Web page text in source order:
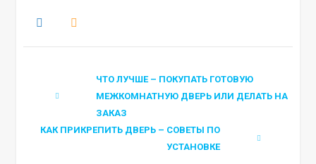
ЧТО ЛУЧШЕ – ПОКУПАТЬ ГОТОВУЮ
МЕЖКОМНАТНУЮ ДВЕРЬ ИЛИ ДЕЛАТЬ НА
ЗАКАЗ
КАК ПРИКРЕПИТЬ ДВЕРЬ – СОВЕТЫ ПО
УСТАНОВКЕ